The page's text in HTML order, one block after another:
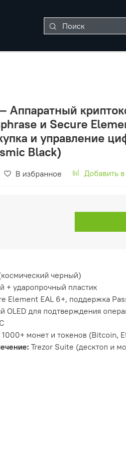
Аппаратный
и Secure
и управление
Black)
В избранное Добавить
черный)
+ ударопрочный пластик
Element EAL 6+, поддержка
OLED для подтверждения
1000+ монет и токенов (Bitcoin,
Trezor Suite (десктоп и